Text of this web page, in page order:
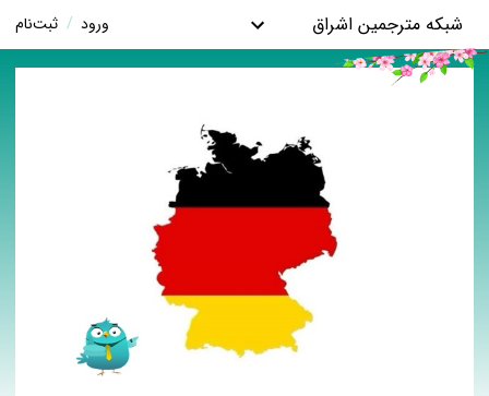
شبکه مترجمین اشراق ورود / ثبت‌نام